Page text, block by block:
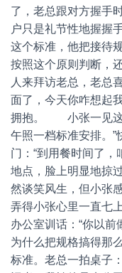
了，老总跟对方握手
户只是礼节性地握
这个标准，他把接待
按照这个原则判断
人来拜访老总，老总
面了，今天你咋想起
拥抱。 小张一见这
午照一档标准安排。
门：“到用餐时间了，
地点，脸上明显地
然谈笑风生，但小张
弄得小张心里一直七
办公室训话：“你以前
为什么把规格搞得那
标准。老总一拍桌子